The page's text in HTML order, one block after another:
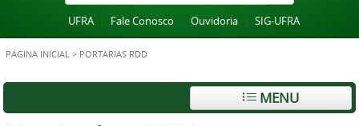
UFRA Fale Conosco Ouvidoria SIG-UFRA
PÁGINA INICIAL > PORTARIAS RDD
MENU